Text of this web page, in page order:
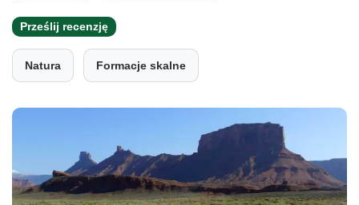
Prześlij recenzję
Natura Formacje skalne